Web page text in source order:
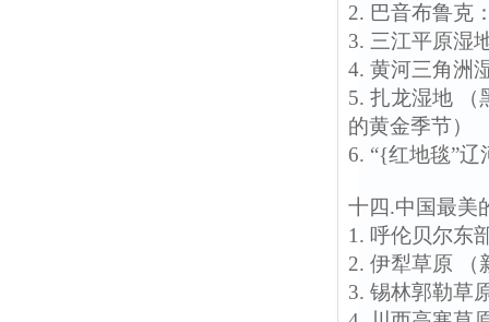
2. 巴音布鲁克
3. 三江平原湿
4. 黄河三角洲
5. 扎龙湿地
的黄金季节）
6. “{红地毯”
十四.中国最美
1. 呼伦贝尔东
2. 伊犁草原 （
3. 锡林郭勒草